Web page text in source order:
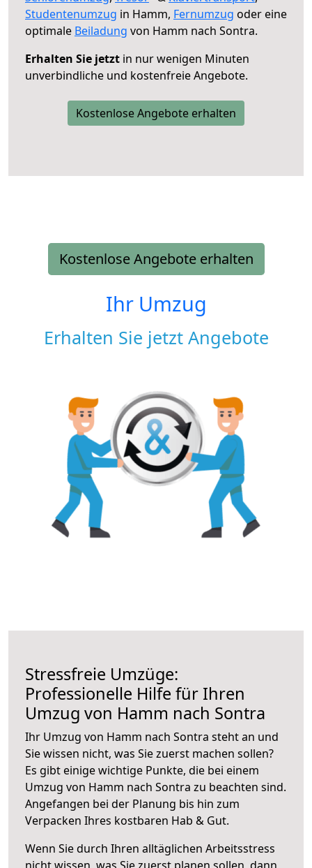
Studentenumzug in Hamm, Fernumzug oder eine
optimale Beiladung von Hamm nach Sontra.
Erhalten Sie jetzt in nur wenigen Minuten
unverbindliche und kostenfreie Angebote.
Kostenlose Angebote erhalten
Kostenlose Angebote erhalten
Ihr Umzug
Erhalten Sie jetzt Angebote
Stressfreie Umzüge:
Professionelle Hilfe für Ihren
Umzug von Hamm nach Sontra
Ihr Umzug von Hamm nach Sontra steht an und
Sie wissen nicht, was Sie zuerst machen sollen?
Es gibt einige wichtige Punkte, die bei einem
Umzug von Hamm nach Sontra zu beachten sind.
Angefangen bei der Planung bis hin zum
Verpacken Ihres kostbaren Hab & Gut.
Wenn Sie durch Ihren alltäglichen Arbeitsstress